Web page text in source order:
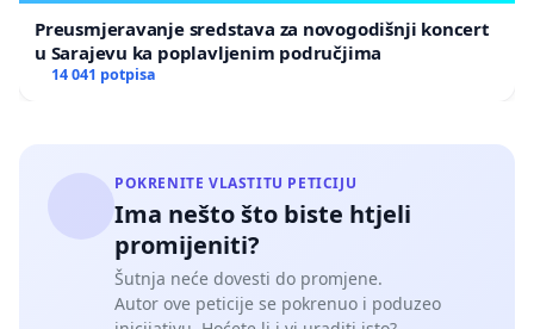
Preusmjeravanje sredstava za novogodišnji koncert
u Sarajevu ka poplavljenim područjima
14 041 potpisa
POKRENITE VLASTITU PETICIJU
Ima nešto što biste htjeli
promijeniti?
Šutnja neće dovesti do promjene.
Autor ove peticije se pokrenuo i poduzeo